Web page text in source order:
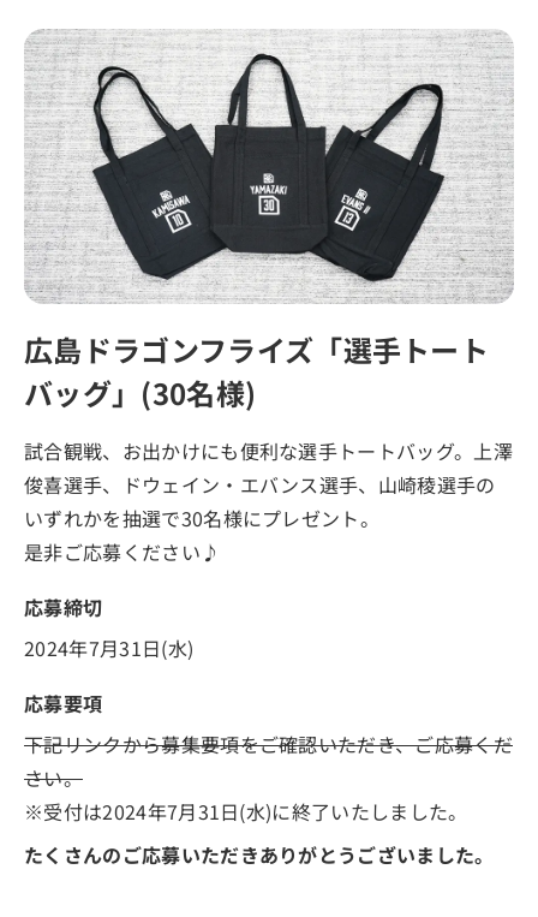
広島ドラゴンフライズ「選手トート
バッグ」(30名様)
試合観戦、お出かけにも便利な選手トートバッグ。上澤
俊喜選手、ドウェイン・エバンス選手、山崎稜選手の
いずれかを抽選で30名様にプレゼント。
是非ご応募ください♪
応募締切
2024年7月31日(水)
応募要項
下記リンクから募集要項をご確認いただき、ご応募くだ
さい。
※受付は2024年7月31日(水)に終了いたしました。
たくさんのご応募いただきありがとうございました。